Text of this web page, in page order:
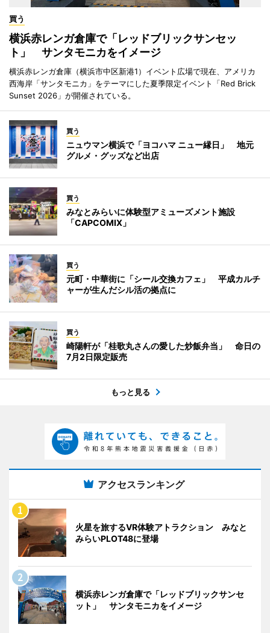
買う
横浜赤レンガ倉庫で「レッドブリックサンセッ
ト」 サンタモニカをイメージ
横浜赤レンガ倉庫（横浜市中区新港1）イベント広場で現在、アメリカ
西海岸「サンタモニカ」をテーマにした夏季限定イベント「Red Brick
Sunset 2026」が開催されている。
買う
ニュウマン横浜で「ヨコハマ ニュー縁日」 地元
グルメ・グッズなど出店
買う
みなとみらいに体験型アミューズメント施設
「CAPCOMIX」
買う
元町・中華街に「シール交換カフェ」 平成カルチ
ャーが生んだシル活の拠点に
買う
崎陽軒が「桂歌丸さんの愛した炒飯弁当」 命日の
7月2日限定販売
もっと見る
アクセスランキング
火星を旅するVR体験アトラクション みなと
みらいPLOT48に登場
横浜赤レンガ倉庫で「レッドブリックサンセ
ット」 サンタモニカをイメージ